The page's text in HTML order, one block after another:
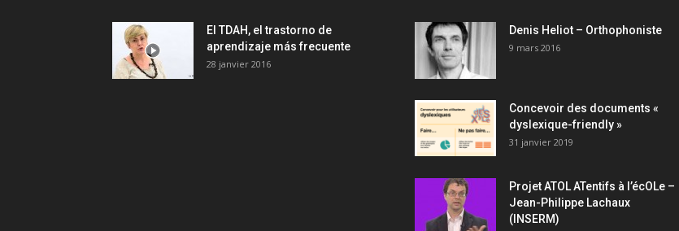
El TDAH, el trastorno de
aprendizaje más frecuente
28 janvier 2016
Denis Heliot – Orthophoniste
9 mars 2016
Concevoir des documents «
dyslexique-friendly »
31 janvier 2019
Projet ATOL ATentifs à l’écOLe –
Jean-Philippe Lachaux
(INSERM)